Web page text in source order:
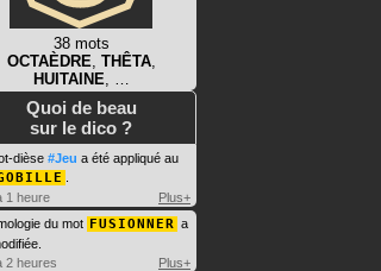
38 mots
OCTAÈDRE, THÊTA,
HUITAINE, …
Quoi de beau
sur le dico ?
dièse #Jeu a été appliqué au
1 heure
Plus+
du mot FUSIONNER a
2 heures
Plus+